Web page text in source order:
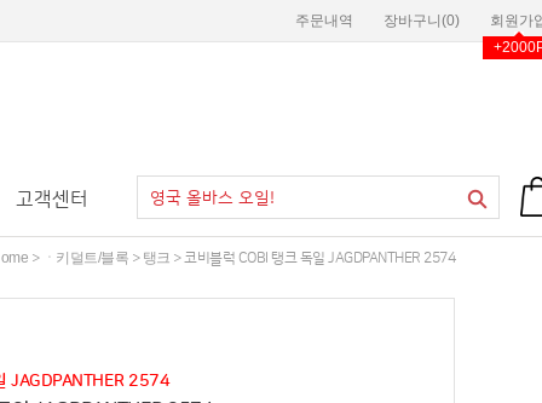
회원가
장바구니(0)
주문내역
고객센터
> ㆍ키덜트/블록 > 탱크 > 코비블럭 COBI 탱크 독일 JAGDPANTHER 2574
JAGDPANTHER 2574